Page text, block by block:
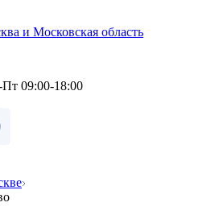
и Московская область
09:00-18:00